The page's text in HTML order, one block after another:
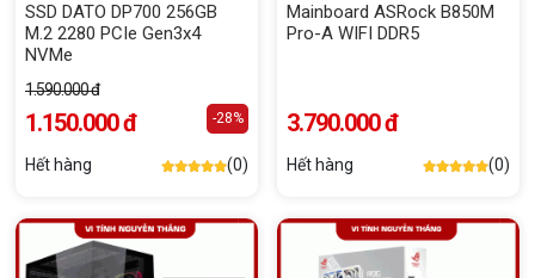
SSD DATO DP700 256GB
M.2 2280 PCIe Gen3x4
NVMe
1.590.000 đ
1.150.000 đ -28%
Hết hàng (0)
Mainboard ASRock B850M
Pro-A WIFI DDR5
3.790.000 đ
Hết hàng (0)